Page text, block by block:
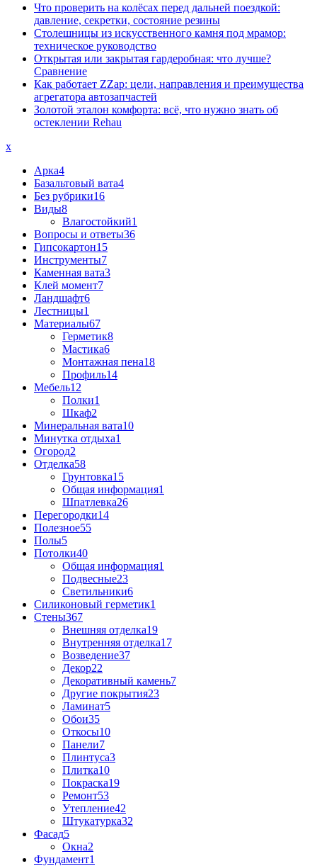
Что проверить на колёсах перед дальней поездкой:
давление, секретки, состояние резины
Столешницы из искусственного камня под мрамор:
техническое руководство
Открытая или закрытая гардеробная: что лучше?
Сравнение
Как работает ZZap: цели, направления и преимущества
агрегатора автозапчастей
Золотой эталон комфорта: всё, что нужно знать об
остеклении Rehau
x
Арка4
Базальтовый вата4
Без рубрики16
Виды8
Влагостойкий1
Вопросы и ответы36
Гипсокартон15
Инструменты7
Каменная вата3
Клей момент7
Ландшафт6
Лестницы1
Материалы67
Герметик8
Мастика6
Монтажная пена18
Профиль14
Мебель12
Полки1
Шкаф2
Минеральная вата10
Минутка отдыха1
Огород2
Отделка58
Грунтовка15
Общая информация1
Шпатлевка26
Перегородки14
Полезное55
Полы5
Потолки40
Общая информация1
Подвесные23
Светильники6
Силиконовый герметик1
Стены367
Внешняя отделка19
Внутренняя отделка17
Возведение37
Декор22
Декоративный камень7
Другие покрытия23
Ламинат5
Обои35
Откосы10
Панели7
Плинтуса3
Плитка10
Покраска19
Ремонт53
Утепление42
Штукатурка32
Фасад5
Окна2
Фундамент1